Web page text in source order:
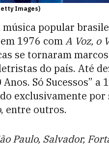
Images)
popular
1976 comA Voz, o
se tornaram
do país. Até
Só Sucessos” a
exclusivamente
, entre outros.
Paulo, Salvador,